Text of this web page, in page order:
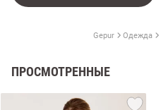
Gepur Одежда
ПРОСМОТРЕННЫЕ